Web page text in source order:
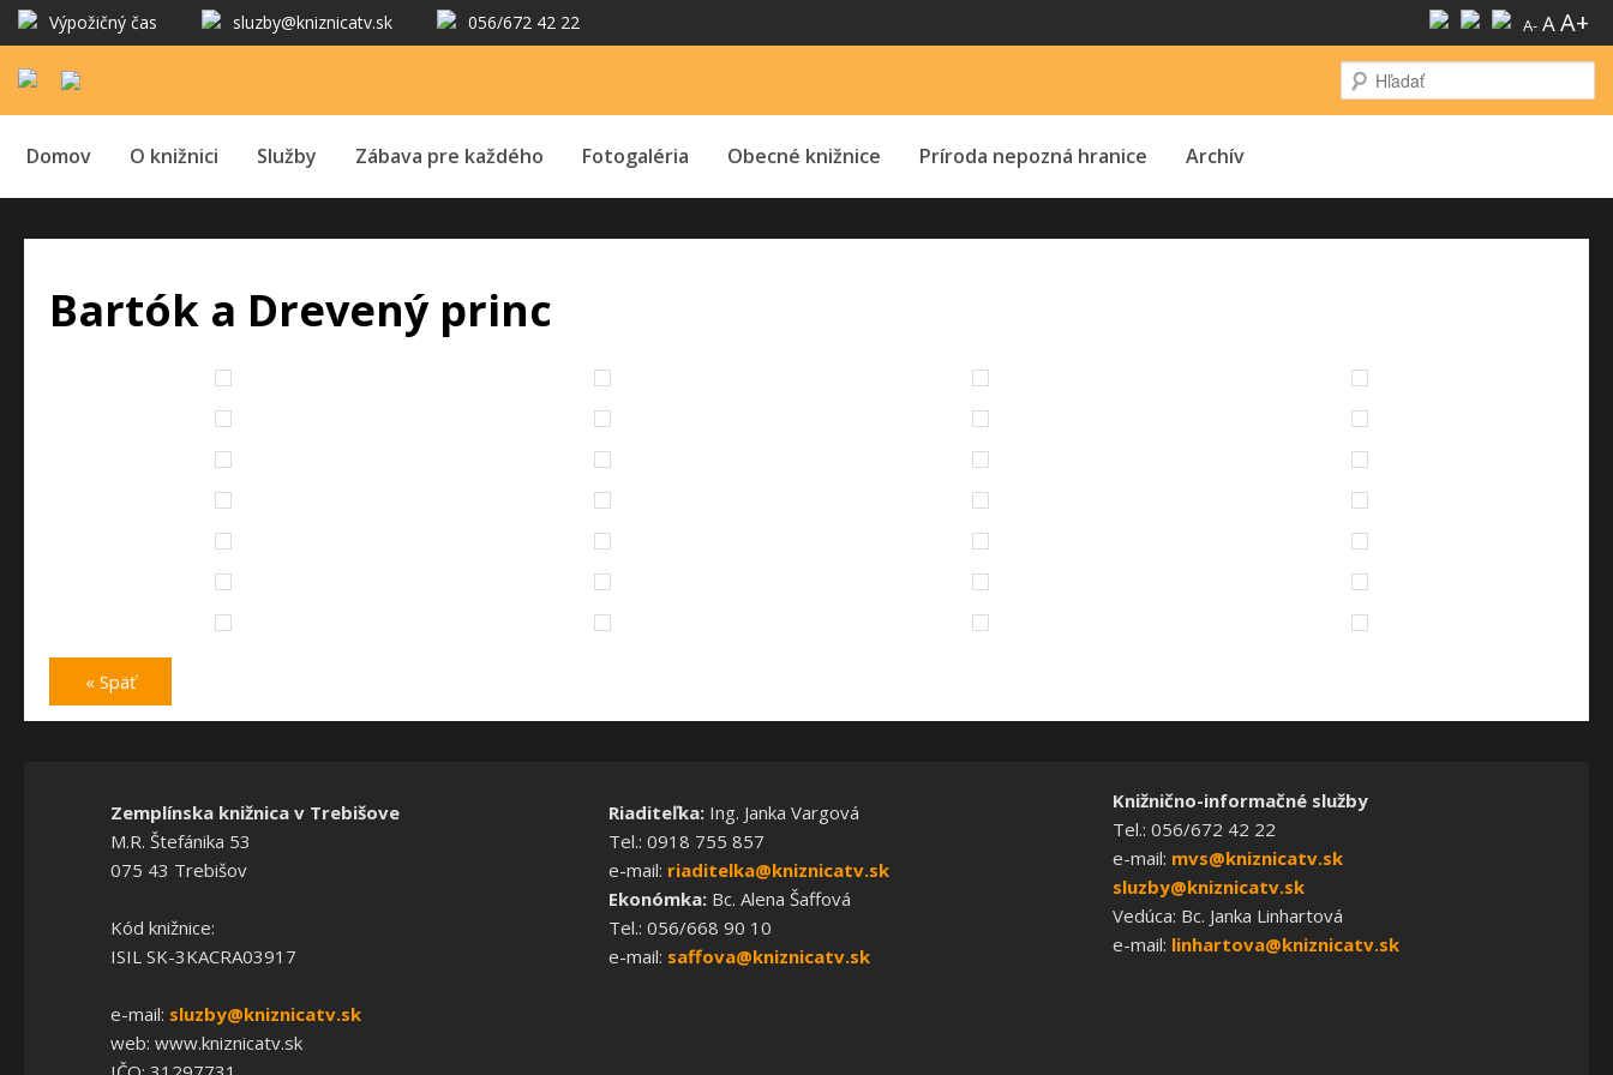
Výpožičný čas sluzby@kniznicatv.sk 056/672 42 22 A- AA+
Domov O knižnici Služby Zábava pre každého Fotogaléria Obecné knižnice Príroda nepozná hranice Archív
Bartók a Drevený princ
« Späť
Zemplínska knižnica v Trebišove
M.R. Štefánika 53
075 43 Trebišov
Kód knižnice:
ISIL SK-3KACRA03917
e-mail: sluzby@kniznicatv.sk
web: www.kniznicatv.sk
Riaditeľka:Ing. Janka Vargová
Tel.: 0918 755 857
e-mail: riaditelka@kniznicatv.sk
Ekonómka:Bc. Alena Šaffová
Tel.: 056/668 90 10
e-mail: saffova@kniznicatv.sk
Knižnično-informačné služby
Tel.: 056/672 42 22
e-mail: mvs@kniznicatv.sk
sluzby@kniznicatv.sk
Vedúca: Bc. Janka Linhartová
e-mail: linhartova@kniznicatv.sk